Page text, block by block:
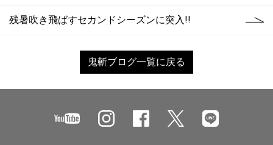
残暑吹き飛ばすセカンドシーズンに突入!!
鬼斬ブログ一覧に戻る